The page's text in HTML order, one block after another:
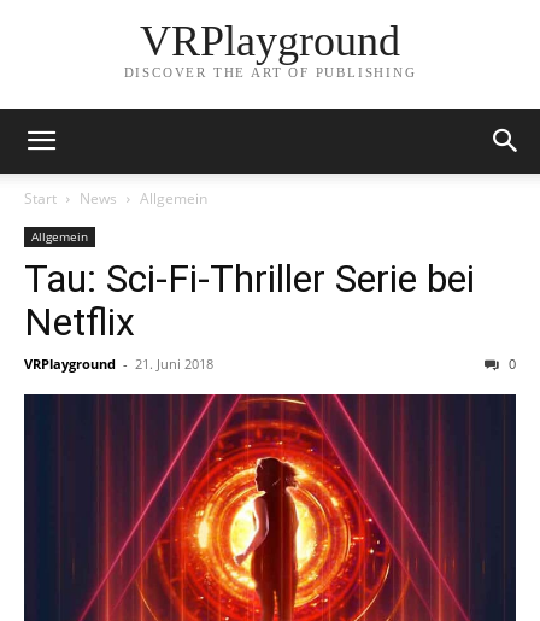
VRPlayground
DISCOVER THE ART OF PUBLISHING
Start News Allgemein
Allgemein
Tau: Sci-Fi-Thriller Serie bei
Netflix
VRPlayground - 21. Juni 2018 0